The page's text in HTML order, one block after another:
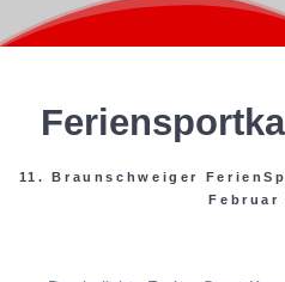
11. Braunschweiger
Februar